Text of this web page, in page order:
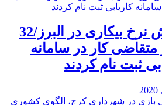
کاهش نرخ بیکاری در البرز/32
متقاضی کار در سامانه
ثبت نام کردند